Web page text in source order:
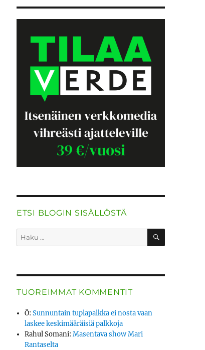
ETSI BLOGIN SISÄLLÖSTÄ
Etsi: HAKU
TUOREIMMAT KOMMENTIT
Ö:Sunnuntain tuplapalkka ei nosta vaan
laskee keskimääräisiä palkkoja
Rahul Somani:Masentava show Mari
Rantaselta